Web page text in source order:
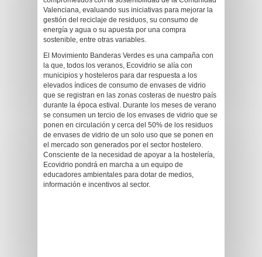
Valenciana, evaluando sus iniciativas para mejorar la
gestión del reciclaje de residuos, su consumo de
energía y agua o su apuesta por una compra
sostenible, entre otras variables.
El Movimiento Banderas Verdes es una campaña con
la que, todos los veranos, Ecovidrio se alía con
municipios y hosteleros para dar respuesta a los
elevados índices de consumo de envases de vidrio
que se registran en las zonas costeras de nuestro país
durante la época estival. Durante los meses de verano
se consumen un tercio de los envases de vidrio que se
ponen en circulación y cerca del 50% de los residuos
de envases de vidrio de un solo uso que se ponen en
el mercado son generados por el sector hostelero.
Consciente de la necesidad de apoyar a la hostelería,
Ecovidrio pondrá en marcha a un equipo de
educadores ambientales para dotar de medios,
información e incentivos al sector.